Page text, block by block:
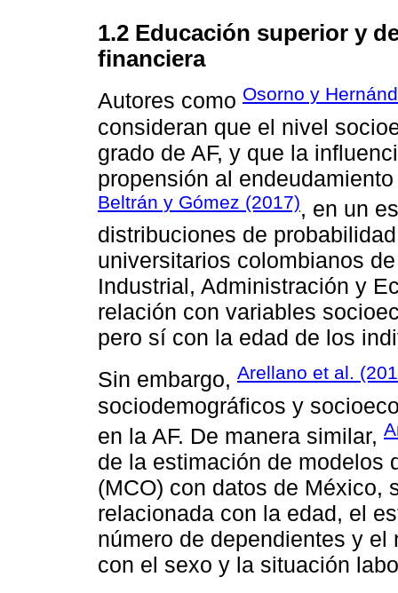
1.2 Educación superior y
financiera
Autores como Osorno y
consideran que el nivel
grado de AF, y que la
propensión al
Beltrán y Gómez (2017), en un
distribuciones de
universitarios colombianos
Industrial, Administración y
relación con variables
pero sí con la edad de los
Sin embargo, Arellano et al.
sociodemográficos y
en la AF. De manera similar,
de la estimación de modelos
(MCO) con datos de México,
relacionada con la edad, el
número de dependientes y
con el sexo y la situación